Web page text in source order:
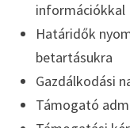
információkkal
Határidők
betartásukra
Gazdálkodási
Támogató